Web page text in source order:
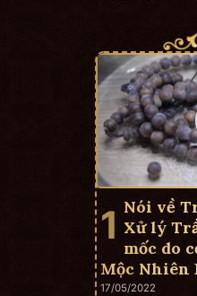
Nói về
Xử lý
mốc do
Mộc Nhiên
17/05/2022